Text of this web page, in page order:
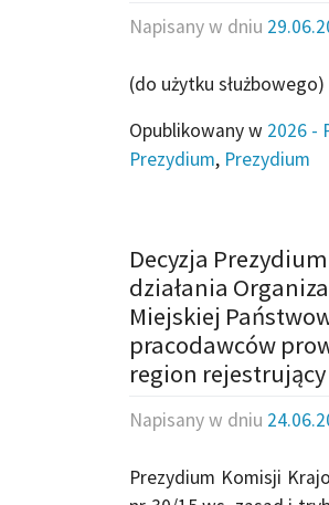
Napisany w dniu
(do użytku służbowego)
Opublikowany w 2026 -
Prezydium, Prezydium
Decyzja
działania
Miejskiej
pracodawców
region
Napisany w dniu
Prezydium Komisji